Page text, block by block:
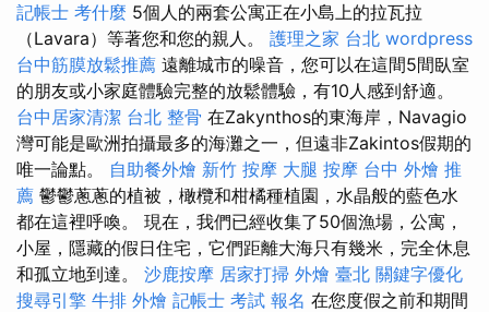
記帳士 考什麼 5個人的兩套公寓正在小島上的拉瓦拉
（Lavara）等著您和您的親人。 護理之家 台北 wordpress
台中筋膜放鬆推薦 遠離城市的噪音，您可以在這間5間臥室
的朋友或小家庭體驗完整的放鬆體驗，有10人感到舒適。
台中居家清潔 台北 整骨 在Zakynthos的東海岸，Navagio
灣可能是歐洲拍攝最多的海灘之一，但遠非Zakintos假期的
唯一論點。 自助餐外燴 新竹 按摩 大腿 按摩 台中 外燴 推
薦 鬱鬱蔥蔥的植被，橄欖和柑橘種植園，水晶般的藍色水
都在這裡呼喚。 現在，我們已經收集了50個漁場，公寓，
小屋，隱藏的假日住宅，它們距離大海只有幾米，完全休息
和孤立地到達。 沙鹿按摩 居家打掃 外燴 臺北 關鍵字優化
搜尋引擎 牛排 外燴 記帳士 考試 報名 在您度假之前和期間